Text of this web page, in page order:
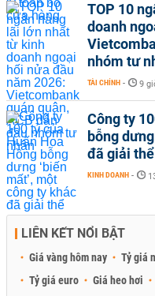
TOP 10
doanh
nhóm tư
TÀI CHÍNH - 9
Công ty
bỗng
đã giải thể
KINH DOANH -
LIÊN KẾT NỔI BẬT
Giá vàng hôm nay Tỷ giá
Tỷ giá euro
Giá heo hơi